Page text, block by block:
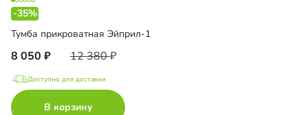
-35%
Тумба прикроватная Эйприл-1
8 050 12 380
Доступно для доставки
В корзину